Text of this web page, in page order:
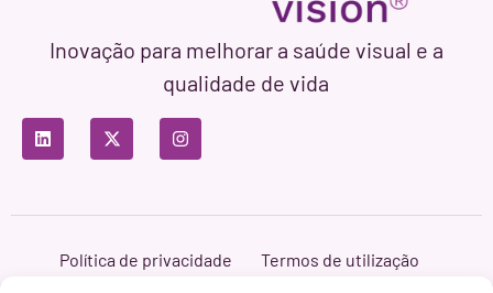
Inovação para melhorar a saúde visual e a
qualidade de vida
Política de privacidade
Termos de utilização